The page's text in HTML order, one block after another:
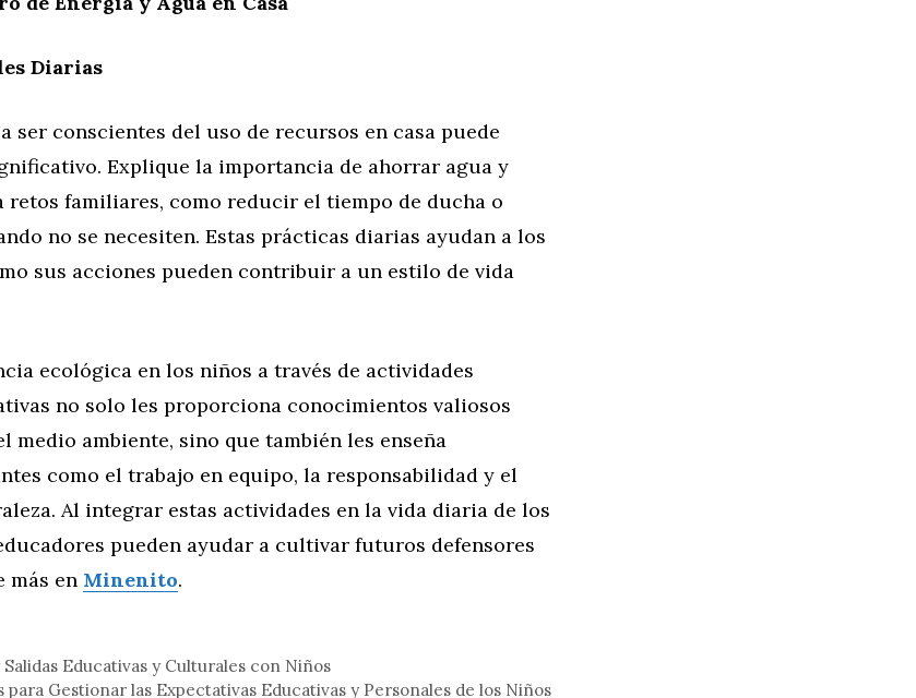
Diarias
ser conscientes del uso de recursos en casa puede
Explique la importancia de ahorrar agua y
retos familiares, como reducir el tiempo de ducha o
no se necesiten. Estas prácticas diarias ayudan a los
sus acciones pueden contribuir a un estilo de vida
ecológica en los niños a través de actividades
no solo les proporciona conocimientos valiosos
medio ambiente, sino que también les enseña
como el trabajo en equipo, la responsabilidad y el
Al integrar estas actividades en la vida diaria de los
pueden ayudar a cultivar futuros defensores
más en Minenito.
Educativas y Culturales con Niños
Gestionar las Expectativas Educativas y Personales de los Niños